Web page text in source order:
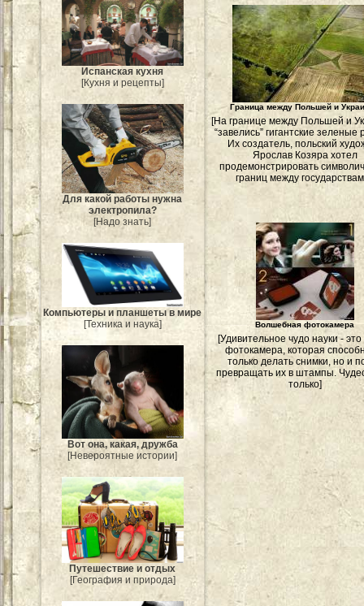
Испанская кухня
[Кухня и рецепты]
Для какой работы нужна
электропила?
[Надо знать]
Компьютеры и планшеты в мире
[Техника и наука]
Вот она, какая, дружба
[Невероятные истории]
Путешествие и отдых
[География и природа]
Граница между Польшей и
[На границе между Польшей и
“завелись” гигантские
Их создатель, польский
Ярослав Козяра хотел
продемонстрировать
границ между
Волшебная фотокамера
[Удивительное чудо науки -
фотокамера, которая
только делать снимки, но и
превращать их в штампы.
только]